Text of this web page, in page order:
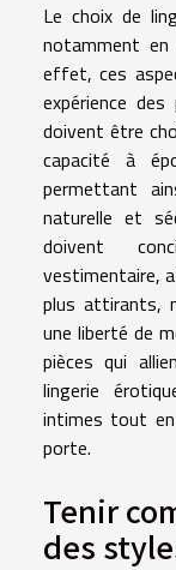
Le choix de
notamment
effet, ces
expérience
doivent être
capacité à
permettant
naturelle et
doivent
vestimentaire,
plus attirants,
une liberté de
pièces qui
lingerie
intimes tout
porte.
Tenir
des